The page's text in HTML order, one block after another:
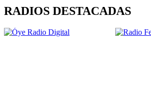
RADIOS DESTACADAS